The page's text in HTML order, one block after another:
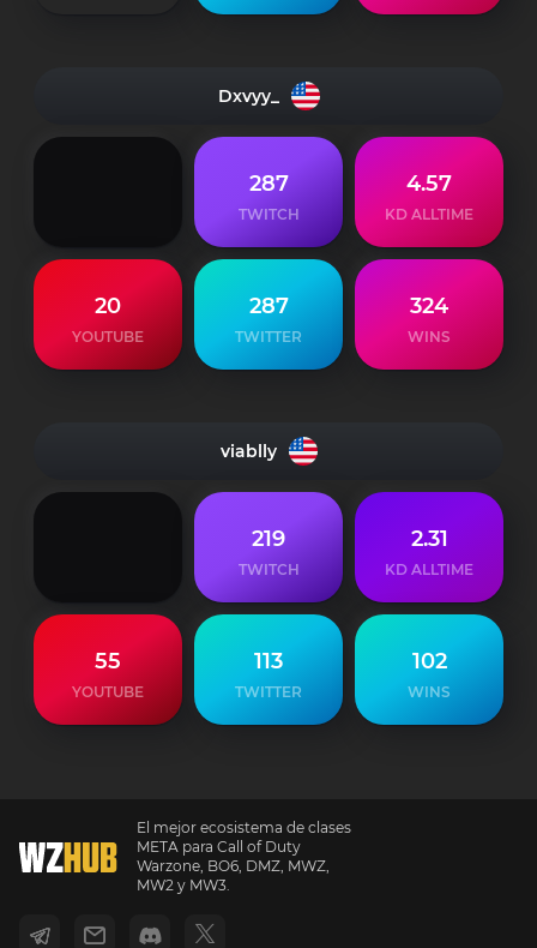
Dxvyy_
287
TWITCH
4.57
KD ALLTIME
20
YOUTUBE
287
TWITTER
324
WINS
viablly
219
TWITCH
2.31
KD ALLTIME
55
YOUTUBE
113
TWITTER
102
WINS
El mejor ecosistema de clases
META para Call of Duty
Warzone, BO6, DMZ, MWZ,
MW2 y MW3.